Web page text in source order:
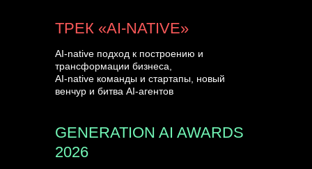
GENERATION AI AWARDS
2026
AI-native подход к построению и
трансформации бизнеса,
AI-native команды и стартапы, новый
венчур и битва AI-агентов
ТРЕК «AI-NATIVE»